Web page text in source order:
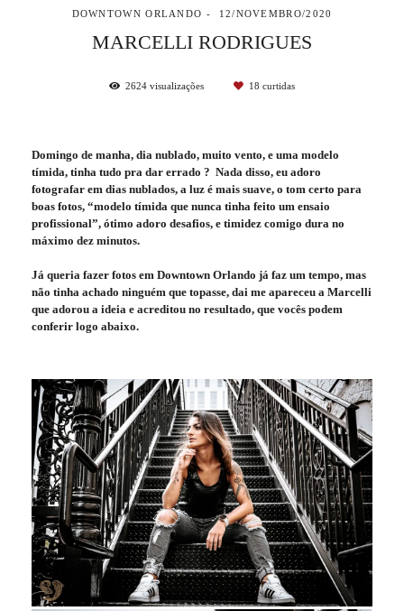
DOWNTOWN ORLANDO
12/NOVEMBRO/2020
MARCELLI RODRIGUES
2624 visualizações 18 curtidas
Domingo de manha, dia nublado, muito vento, e uma modelo
tímida, tinha tudo pra dar errado ? Nada disso, eu adoro
fotografar em dias nublados, a luz é mais suave, o tom certo para
boas fotos, “modelo tímida que nunca tinha feito um ensaio
profissional”, ótimo adoro desafios, e timidez comigo dura no
máximo dez minutos.
Já queria fazer fotos em Downtown Orlando já faz um tempo, mas
não tinha achado ninguém que topasse, dai me apareceu a Marcelli
que adorou a ideia e acreditou no resultado, que vocês podem
conferir logo abaixo.